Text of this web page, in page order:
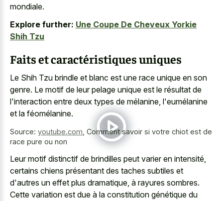
mondiale.
Explore further: Une Coupe De Cheveux Yorkie
Shih Tzu
Faits et caractéristiques uniques
Le Shih Tzu brindle et blanc est une race unique en son
genre. Le motif de leur pelage unique est le résultat de
l'interaction entre deux types de mélanine, l'eumélanine
et la féomélanine.
Source: youtube.com Comment savoir si votre chiot est de
race pure ou non
Leur motif distinctif de brindilles peut varier en intensité,
certains chiens présentant des taches subtiles et
d'autres un effet plus dramatique, à rayures sombres.
Cette variation est due à la constitution génétique du